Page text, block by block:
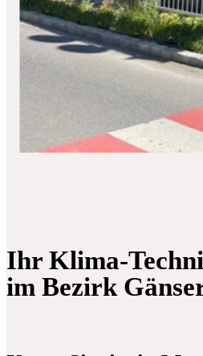
Ihr Klima-
im Bezirk